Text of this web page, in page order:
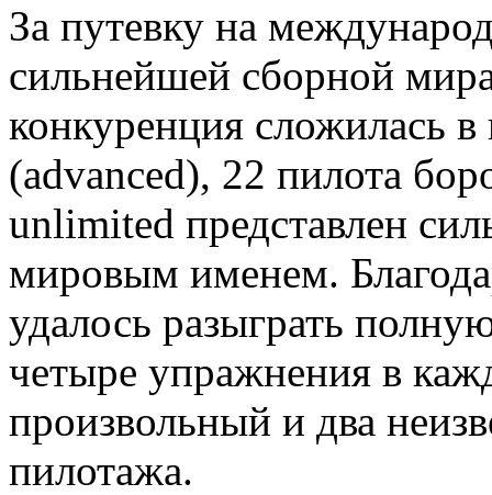
За путевку на
сильнейшей сборной
конкуренция сложилась
(advanced), 22 пилота
unlimited представлен
мировым именем.
удалось разыграть
четыре упражнения в
произвольный и два
пилотажа.